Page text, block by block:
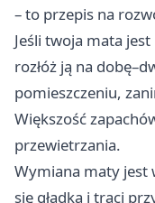
– to przepis na
Jeśli twoja mata
rozłóż ją na
pomieszczeniu,
Większość
przewietrzania.
Wymiana maty jest
się gładka i traci